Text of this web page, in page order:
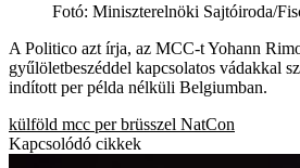
Fotó: Miniszterelnöki Sajtóiroda/
A Politico azt írja, az MCC-t Yohann
gyűlöletbeszéddel kapcsolatos vádakkal
indított per példa nélküli Belgiumban.
külföld mcc per brüsszel NatCon
Kapcsolódó cikkek